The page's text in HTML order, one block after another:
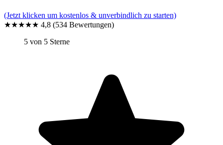
(Jetzt klicken um kostenlos & unverbindlich zu starten)
★★★★★ 4,8 (534 Bewertungen)
5 von 5 Sterne